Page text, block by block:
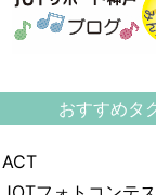
おすすめタ
ACT